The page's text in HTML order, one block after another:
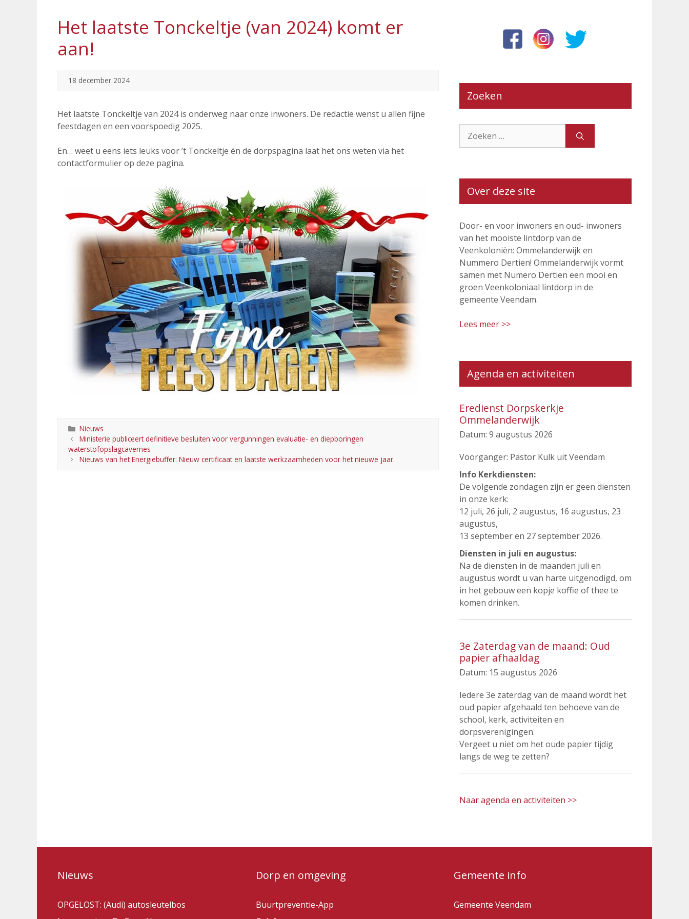
Het laatste Tonckeltje (van 2024) komt er
aan!
18 december 2024
Het laatste Tonckeltje van 2024 is onderweg naar onze inwoners. De redactie wenst u allen fijne
feestdagen en een voorspoedig 2025.
En… weet u eens iets leuks voor ’t Tonckeltje én de dorpspagina laat het ons weten via het
contactformulier op deze pagina.
Categorieën
Nieuws
Ministerie publiceert definitieve besluiten voor vergunningen evaluatie- en diepboringen
waterstofopslagcavernes
Nieuws van het Energiebuffer: Nieuw certificaat en laatste werkzaamheden voor het nieuwe jaar.
Zoeken
naar:
Over deze site
Door- en voor inwoners en oud- inwoners
van het mooiste lintdorp van de
Veenkoloniën: Ommelanderwijk en
Nummero Dertien! Ommelanderwijk vormt
samen met Numero Dertien een mooi en
groen Veenkoloniaal lintdorp in de
gemeente Veendam.
Lees meer >>
Agenda en activiteiten
Eredienst Dorpskerkje
Ommelanderwijk
Datum: 9 augustus 2026
Voorganger: Pastor Kulk uit Veendam
Info Kerkdiensten:
De volgende zondagen zijn er geen diensten
in onze kerk:
12 juli, 26 juli, 2 augustus, 16 augustus, 23
augustus,
13 september en 27 september 2026.
Diensten in juli en augustus:
Na de diensten in de maanden juli en
augustus wordt u van harte uitgenodigd, om
in het gebouw een kopje koffie of thee te
komen drinken.
3e Zaterdag van de maand: Oud
papier afhaaldag
Datum: 15 augustus 2026
Iedere 3e zaterdag van de maand wordt het
oud papier afgehaald ten behoeve van de
school, kerk, activiteiten en
dorpsverenigingen.
Vergeet u niet om het oude papier tijdig
langs de weg te zetten?
Naar agenda en activiteiten >>
Nieuws
OPGELOST: (Audi) autosleutelbos
Dorp en omgeving
Buurtpreventie-App
Gemeente info
Gemeente Veendam